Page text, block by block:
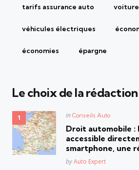
tarifs assurance auto
véhicules électriques
économies épargne
Le choix de la rédaction
Posted
in Conseils Auto
Droit automobile :
accessible
smartphone, une
Posted
byAuto Expert